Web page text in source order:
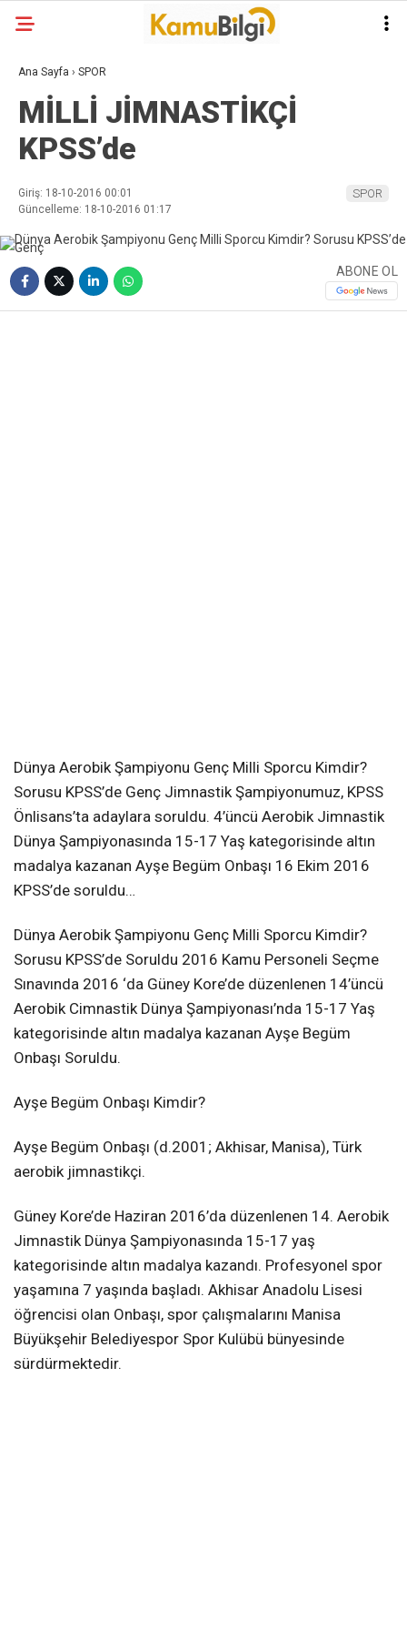
Ana Sayfa › SPOR
MİLLİ JİMNASTİKÇİ
KPSS’de
Giriş: 18-10-2016 00:01
Güncelleme: 18-10-2016 01:17
SPOR
ABONE OL
Dünya Aerobik Şampiyonu Genç Milli Sporcu Kimdir?
Sorusu KPSS’de Genç Jimnastik Şampiyonumuz, KPSS
Önlisans’ta adaylara soruldu. 4’üncü Aerobik Jimnastik
Dünya Şampiyonasında 15-17 Yaş kategorisinde altın
madalya kazanan Ayşe Begüm Onbaşı 16 Ekim 2016
KPSS’de soruldu…
Dünya Aerobik Şampiyonu Genç Milli Sporcu Kimdir?
Sorusu KPSS’de Soruldu 2016 Kamu Personeli Seçme
Sınavında 2016 ‘da Güney Kore’de düzenlenen 14’üncü
Aerobik Cimnastik Dünya Şampiyonası’nda 15-17 Yaş
kategorisinde altın madalya kazanan Ayşe Begüm
Onbaşı Soruldu.
Ayşe Begüm Onbaşı Kimdir?
Ayşe Begüm Onbaşı (d.2001; Akhisar, Manisa), Türk
aerobik jimnastikçi.
Güney Kore’de Haziran 2016’da düzenlenen 14. Aerobik
Jimnastik Dünya Şampiyonasında 15-17 yaş
kategorisinde altın madalya kazandı. Profesyonel spor
yaşamına 7 yaşında başladı. Akhisar Anadolu Lisesi
öğrencisi olan Onbaşı, spor çalışmalarını Manisa
Büyükşehir Belediyespor Spor Kulübü bünyesinde
sürdürmektedir.